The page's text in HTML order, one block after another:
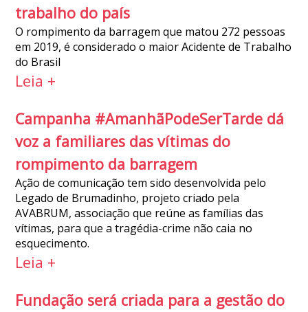
trabalho do país
O rompimento da barragem que matou 272 pessoas
em 2019, é considerado o maior Acidente de Trabalho
do Brasil
Leia +
Campanha #AmanhãPodeSerTarde dá
voz a familiares das vítimas do
rompimento da barragem
Ação de comunicação tem sido desenvolvida pelo
Legado de Brumadinho, projeto criado pela
AVABRUM, associação que reúne as famílias das
vítimas, para que a tragédia-crime não caia no
esquecimento.
Leia +
Fundação será criada para a gestão do